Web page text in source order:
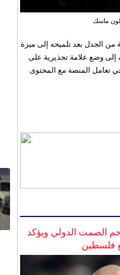
ماسك
من الجدل بعد تلميحه إلى ميزة
وضع علامة تحذيرية على
تعامل المنصة مع المحتوى
الصمت الدولي ويؤكد
فلسطين